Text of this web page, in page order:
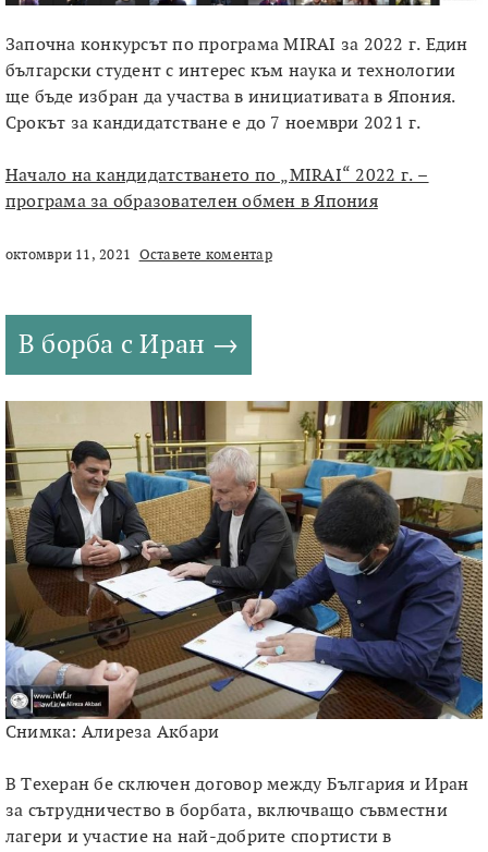
Започна конкурсът по програма MIRAI за 2022 г. Един
български студент с интерес към наука и технологии
ще бъде избран да участва в инициативата в Япония.
Срокът за кандидатстване е до 7 ноември 2021 г.
Начало на кандидатстването по „MIRAI“ 2022 г. –
програма за образователен обмен в Япония
октомври 11, 2021 Оставете коментар
В борба с Иран
Снимка: Алиреза Акбари
В Техеран бе сключен договор между България и Иран
за сътрудничество в борбата, включващо съвместни
лагери и участие на най-добрите спортисти в